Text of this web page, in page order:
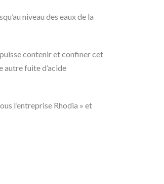
niveau des eaux de la
contenir et confiner cet
autre fuite d’acide
l’entreprise Rhodia » et